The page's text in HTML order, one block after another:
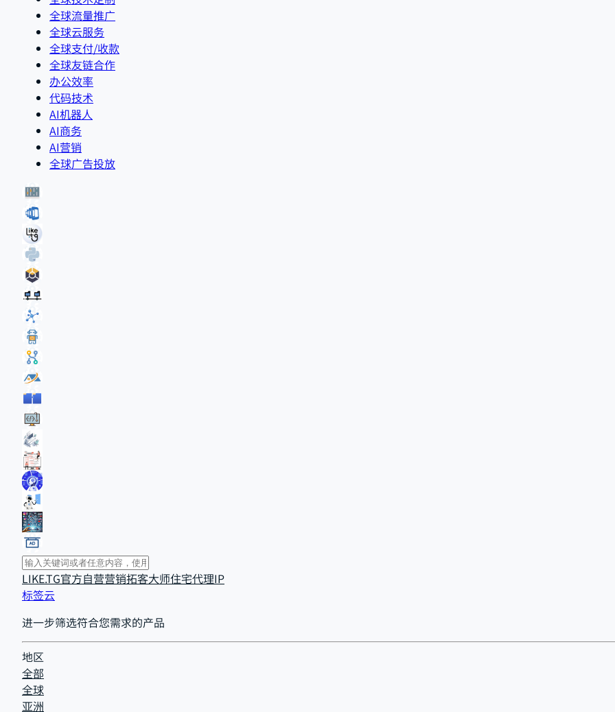
全球流量推广
全球云服务
全球支付/收款
全球友链合作
办公效率
代码技术
AI机器人
AI商务
AI营销
全球广告投放
LIKE.TG官方自营营销拓客大师住宅代理IP
标签云
进一步筛选符合您需求的产品
地区
全部
全球
亚洲